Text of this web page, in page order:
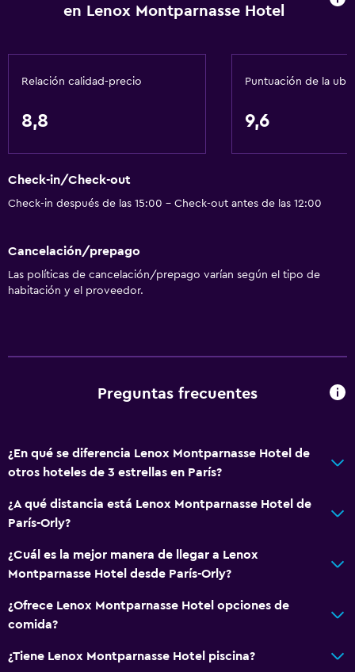
Gel de ducha
General
Insonorización
Espacio de almacenamiento
Ducha
Secador de pelo
Papel higiénico
Baño privado
en Lenox Montparnasse Hotel
Relación calidad-precio
8,8
Puntuación de la
9,6
Check-in/Check-out
Check-in después de las 15:00 - Check-out antes de las 12:00
Cancelación/prepago
Las políticas de cancelación/prepago varían según el tipo de
habitación y el proveedor.
Preguntas frecuentes
¿En qué se diferencia Lenox Montparnasse Hotel de
otros hoteles de 3 estrellas en París?
¿A qué distancia está Lenox Montparnasse Hotel de
París-Orly?
¿Cuál es la mejor manera de llegar a Lenox
Montparnasse Hotel desde París-Orly?
¿Ofrece Lenox Montparnasse Hotel opciones de
comida?
¿Tiene Lenox Montparnasse Hotel piscina?